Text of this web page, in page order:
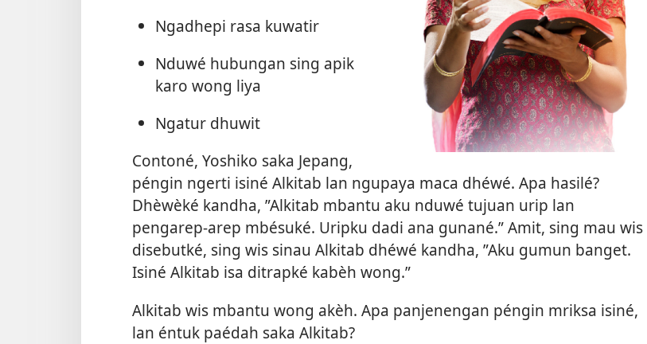
Ngadhepi rasa kuwatir
Nduwé hubungan sing apik
karo wong liya
Ngatur dhuwit
Contoné, Yoshiko saka Jepang,
péngin ngerti isiné Alkitab lan ngupaya maca dhéwé. Apa hasilé?
Dhèwèké kandha, ”Alkitab mbantu aku nduwé tujuan urip lan
pengarep-arep mbésuké. Uripku dadi ana gunané.” Amit, sing mau wis
disebutké, sing wis sinau Alkitab dhéwé kandha, ”Aku gumun banget.
Isiné Alkitab isa ditrapké kabèh wong.”
Alkitab wis mbantu wong akèh. Apa panjenengan péngin mriksa isiné,
lan éntuk paédah saka Alkitab?